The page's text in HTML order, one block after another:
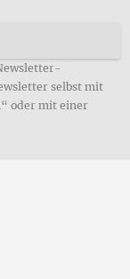
selbst mit
oder mit einer